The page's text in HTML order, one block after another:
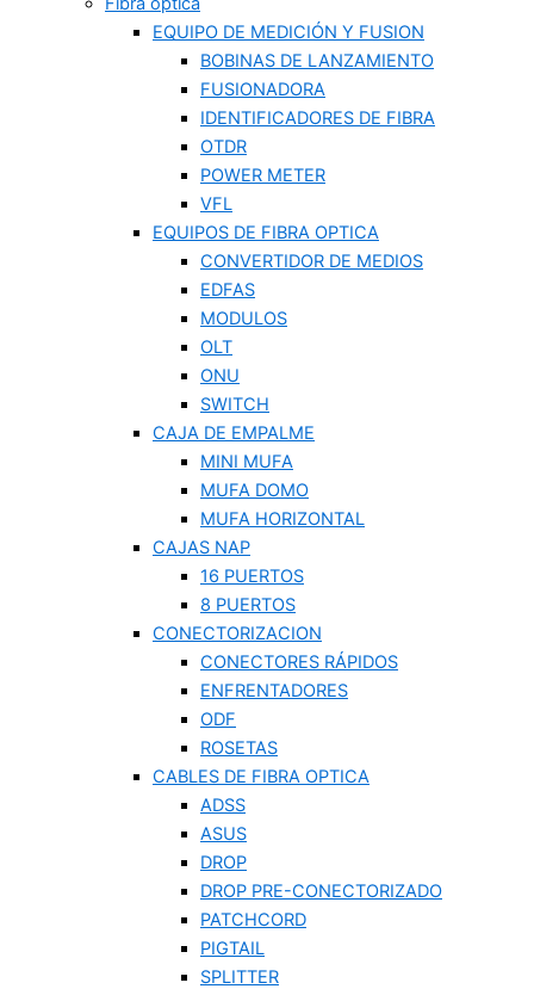
EQUIPO DE MEDICIÓN Y FUSION
BOBINAS DE LANZAMIENTO
FUSIONADORA
IDENTIFICADORES DE FIBRA
OTDR
POWER METER
VFL
EQUIPOS DE FIBRA OPTICA
CONVERTIDOR DE MEDIOS
EDFAS
MODULOS
OLT
ONU
SWITCH
CAJA DE EMPALME
MINI MUFA
MUFA DOMO
MUFA HORIZONTAL
CAJAS NAP
16 PUERTOS
8 PUERTOS
CONECTORIZACION
CONECTORES RÁPIDOS
ENFRENTADORES
ODF
ROSETAS
CABLES DE FIBRA OPTICA
ADSS
ASUS
DROP
DROP PRE-CONECTORIZADO
PATCHCORD
PIGTAIL
SPLITTER